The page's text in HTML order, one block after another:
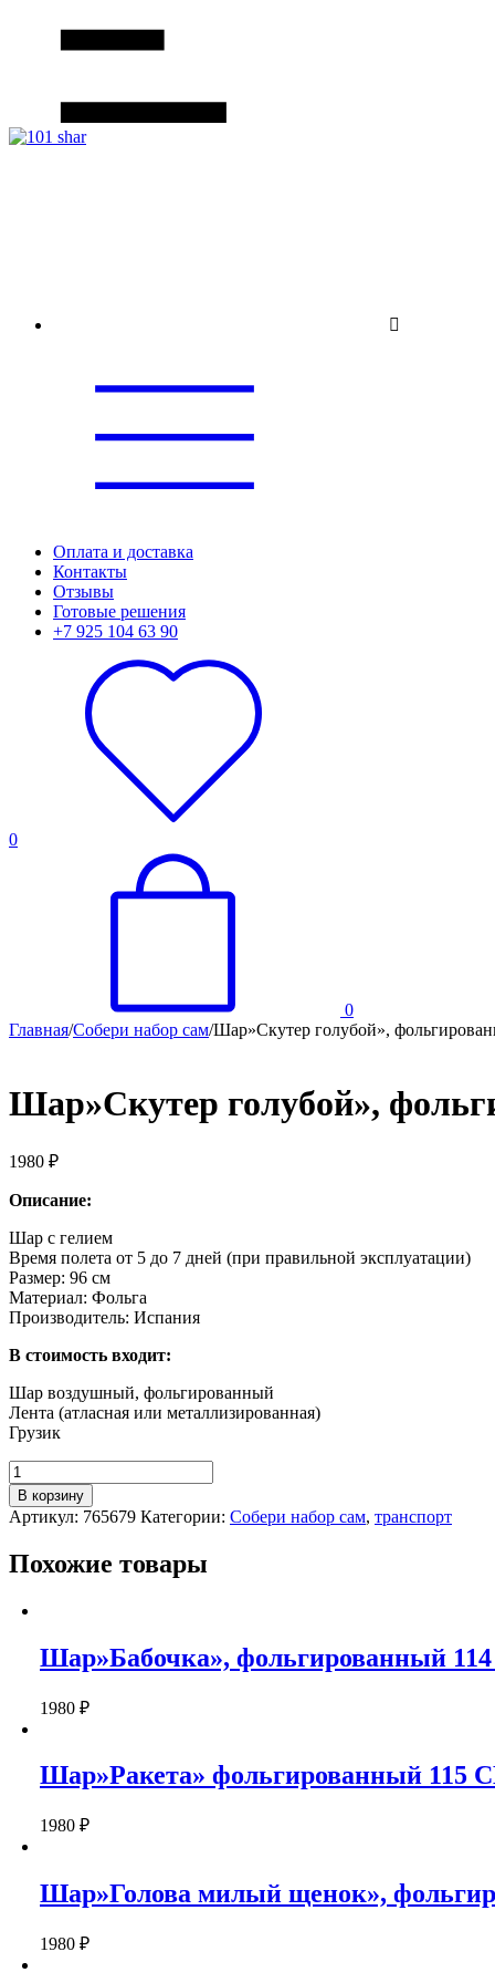
Оплата и доставка
Контакты
Отзывы
Готовые решения
+7 925 104 63 90
0
0
Главная/Собери набор сам/Шар»Скутер голубой»,
Шар»Скутер голубой»,
1980 ₽
Описание:
Шар с гелием
Время полета от 5 до 7 дней (при правильной эксплуатации)
Размер: 96 см
Материал: Фольга
Производитель: Испания
В стоимость входит:
Шар воздушный, фольгированный
Лента (атласная или металлизированная)
Грузик
Количество
Шар''Скутер
голубой'',
фольгированный
см.
В корзину
Артикул: 765679 Категории: Собери набор сам, транспорт
Похожие товары
Шар»Бабочка», фольгированный
1980 ₽
Шар»Ракета» фольгированный 115
1980 ₽
Шар»Голова милый щенок»,
1980 ₽